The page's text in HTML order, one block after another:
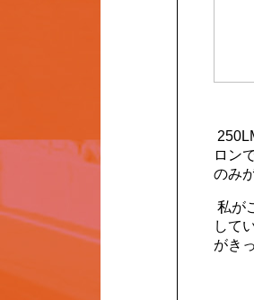
ロン
のみ
私が
して
がき